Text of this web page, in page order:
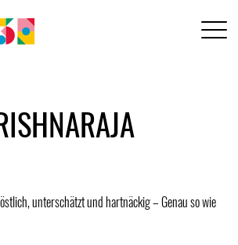
unterschätzt und hartnäckig – Genau so wie